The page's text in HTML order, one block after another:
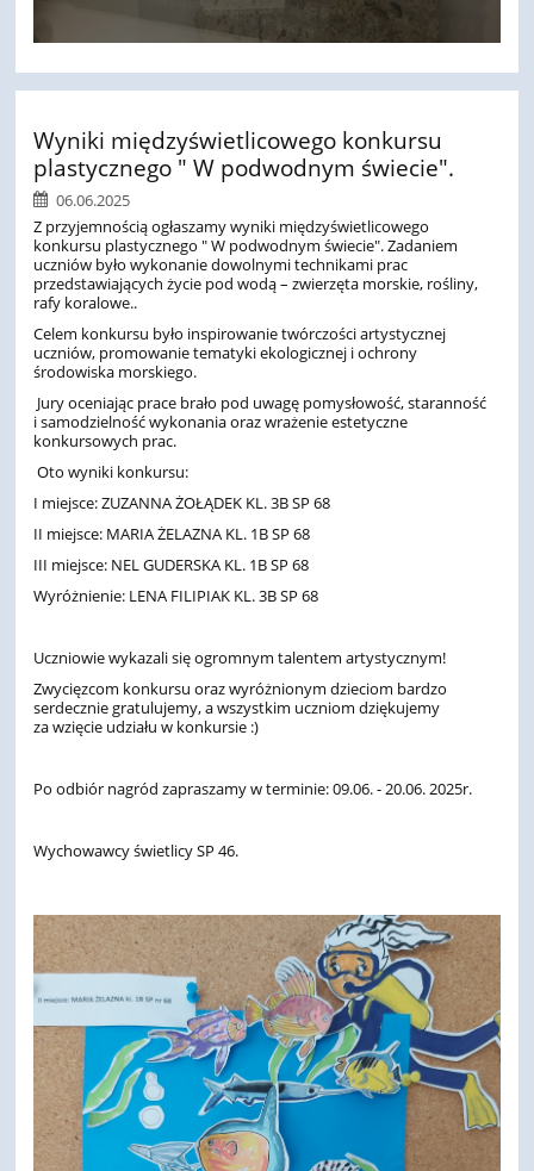
Wyniki międzyświetlicowego konkursu
plastycznego " W podwodnym świecie".
06.06.2025
Z przyjemnością ogłaszamy wyniki międzyświetlicowego
konkursu plastycznego " W podwodnym świecie". Zadaniem
uczniów było wykonanie dowolnymi technikami prac
przedstawiających życie pod wodą – zwierzęta morskie, rośliny,
rafy koralowe..
Celem konkursu było inspirowanie twórczości artystycznej
uczniów, promowanie tematyki ekologicznej i ochrony
środowiska morskiego.
Jury oceniając prace brało pod uwagę pomysłowość, staranność
i samodzielność wykonania oraz wrażenie estetyczne
konkursowych prac.
Oto wyniki konkursu:
I miejsce: ZUZANNA ŻOŁĄDEK KL. 3B SP 68
II miejsce: MARIA ŻELAZNA KL. 1B SP 68
III miejsce: NEL GUDERSKA KL. 1B SP 68
Wyróżnienie: LENA FILIPIAK KL. 3B SP 68
Uczniowie wykazali się ogromnym talentem artystycznym!
Zwycięzcom konkursu oraz wyróżnionym dzieciom bardzo
serdecznie gratulujemy, a wszystkim uczniom dziękujemy
za wzięcie udziału w konkursie :)
Po odbiór nagród zapraszamy w terminie: 09.06. - 20.06. 2025r.
Wychowawcy świetlicy SP 46.